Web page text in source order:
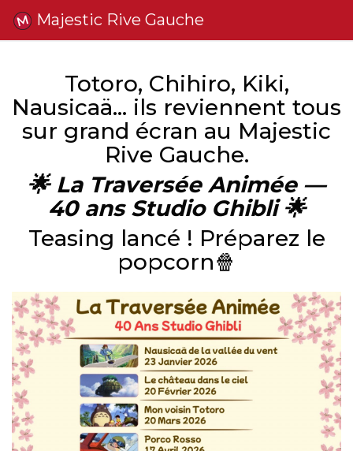
Majestic Rive Gauche
Totoro, Chihiro, Kiki,
Nausicaä… ils reviennent tous
sur grand écran au Majestic
Rive Gauche.
🌟 La Traversée Animée —
40 ans Studio Ghibli 🌟
Teasing lancé ! Préparez le
popcorn🍿